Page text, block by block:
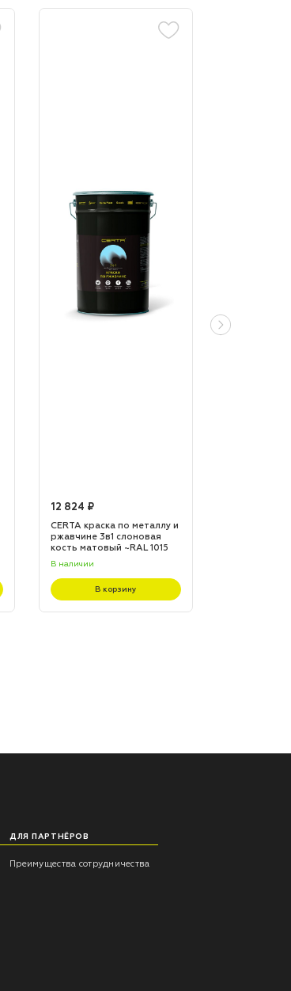
12 824 ₽
CERTA краска по металлу и
ржавчине 3в1 слоновая
кость матовый ~RAL 1015
В наличии
В корзину
ДЛЯ ПАРТНЁРОВ
Преимущества сотрудничества